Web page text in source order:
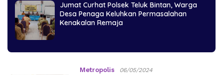
Jumat Curhat Polsek Teluk Bintan, Warga
Desa Penaga Keluhkan Permasalahan
Kenakalan Remaja
Metropolis 06/05/2024